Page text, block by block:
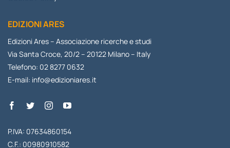
EDIZIONI ARES
Edizioni Ares – Associazione ricerche e studi
Via Santa Croce, 20/2 – 20122 Milano – Italy
Telefono: 02 8277 0632
E-mail: info@edizioniares.it
P.IVA: 07634860154
C.F.: 00980910582